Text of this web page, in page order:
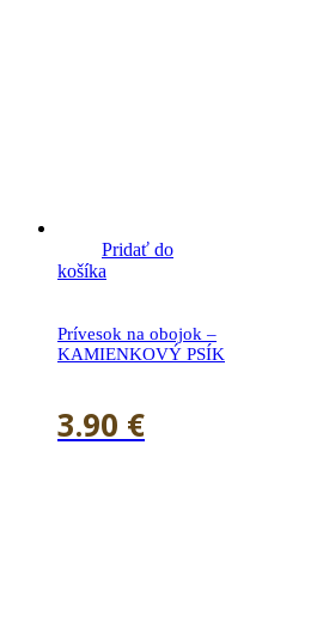
Pridať do
košíka
Prívesok na obojok –
KAMIENKOVÝ PSÍK
3.90 €